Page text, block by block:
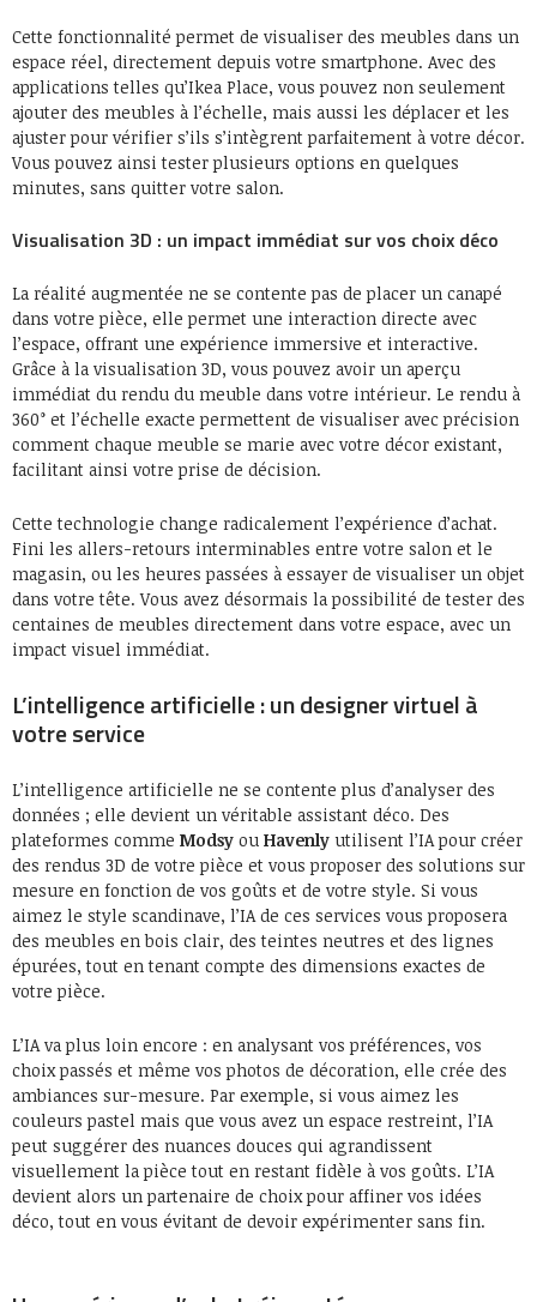
Cette fonctionnalité permet de visualiser des meubles dans un
espace réel, directement depuis votre smartphone. Avec des
applications telles qu’Ikea Place, vous pouvez non seulement
ajouter des meubles à l’échelle, mais aussi les déplacer et les
ajuster pour vérifier s’ils s’intègrent parfaitement à votre décor.
Vous pouvez ainsi tester plusieurs options en quelques
minutes, sans quitter votre salon.
Visualisation 3D : un impact immédiat sur vos choix déco
La réalité augmentée ne se contente pas de placer un canapé
dans votre pièce, elle permet une interaction directe avec
l’espace, offrant une expérience immersive et interactive.
Grâce à la visualisation 3D, vous pouvez avoir un aperçu
immédiat du rendu du meuble dans votre intérieur. Le rendu à
360° et l’échelle exacte permettent de visualiser avec précision
comment chaque meuble se marie avec votre décor existant,
facilitant ainsi votre prise de décision.
Cette technologie change radicalement l’expérience d’achat.
Fini les allers-retours interminables entre votre salon et le
magasin, ou les heures passées à essayer de visualiser un objet
dans votre tête. Vous avez désormais la possibilité de tester des
centaines de meubles directement dans votre espace, avec un
impact visuel immédiat.
L’intelligence artificielle : un designer virtuel à
votre service
L’intelligence artificielle ne se contente plus d’analyser des
données ; elle devient un véritable assistant déco. Des
plateformes comme Modsy ou Havenly utilisent l’IA pour créer
des rendus 3D de votre pièce et vous proposer des solutions sur
mesure en fonction de vos goûts et de votre style. Si vous
aimez le style scandinave, l’IA de ces services vous proposera
des meubles en bois clair, des teintes neutres et des lignes
épurées, tout en tenant compte des dimensions exactes de
votre pièce.
L’IA va plus loin encore : en analysant vos préférences, vos
choix passés et même vos photos de décoration, elle crée des
ambiances sur-mesure. Par exemple, si vous aimez les
couleurs pastel mais que vous avez un espace restreint, l’IA
peut suggérer des nuances douces qui agrandissent
visuellement la pièce tout en restant fidèle à vos goûts. L’IA
devient alors un partenaire de choix pour affiner vos idées
déco, tout en vous évitant de devoir expérimenter sans fin.